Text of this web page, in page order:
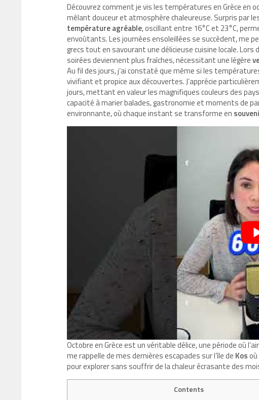
Découvrez comment je vis les températures en Grèce en
mêlant douceur et atmosphère chaleureuse. Surpris par
température agréable, oscillant entre 16°C et 23°C,
envoûtants. Les journées ensoleillées se succèdent, me
grecs tout en savourant une délicieuse cuisine locale.
soirées deviennent plus fraîches, nécessitant une légère
Au fil des jours, j’ai constaté que même si les
vivifiant et propice aux découvertes. J’apprécie
jours, mettant en valeur les magnifiques couleurs des
capacité à marier balades, gastronomie et moments de
environnante, où chaque instant se transforme en
Octobre en Grèce est un véritable délice, une période où
me rappelle de mes dernières escapades sur l’île de Kos
pour explorer sans souffrir de la chaleur écrasante des
Contents